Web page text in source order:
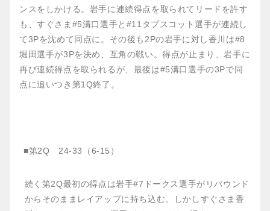
ンスをしかける。岩手に連続得点を取られてリードを許す
も、すぐさま#5溝口選手と#11タプスコット選手が連続し
て3Pを沈めて同点に。その後も2Pの岩手に対し香川は#8
堀田選手が3Pを決め、互角の戦い。得点が止まり、岩手に
再び連続得点を取られるが、最後は#5溝口選手の3Pで同
点に追いつき第1Q終了。
■第2Q 24-33（6-15）
続く第2Q最初の得点は岩手#7ドークス選手がリバウンド
からそのままレイアップに持ち込む。しかしすぐさま香